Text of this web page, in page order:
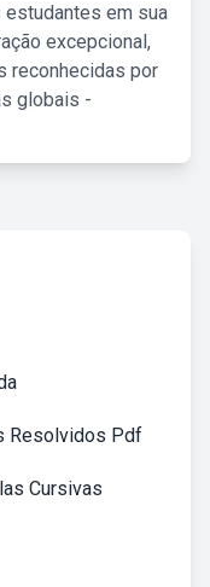
estudantes em sua
excepcional,
reconhecidas por
globais -
Resolvidos Pdf
Cursivas